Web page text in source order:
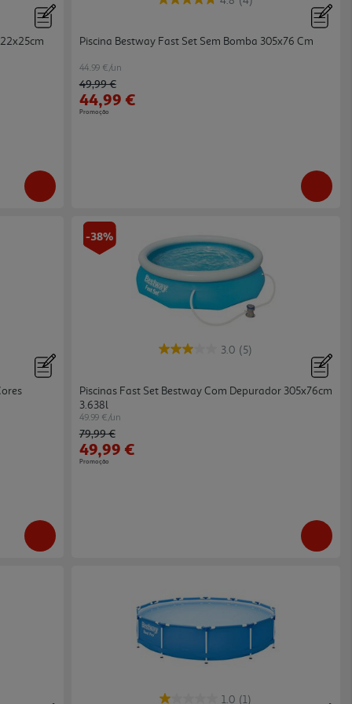
Piscina Bestway Fast Set Sem Bomba 305x76 Cm
44.99 €/un
Price reduced from
49,99 €to
44,99 €
Promoção
-38%
3.0 (5)
Piscinas Fast Set Bestway Com Depurador 305x76cm
3.638l
49.99 €/un
Price reduced from
79,99 €to
49,99 €
Promoção
1.0 (1)